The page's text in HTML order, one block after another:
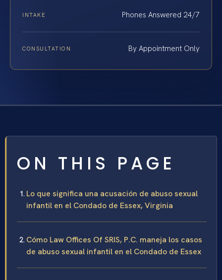
INTAKE Phones Answered 24/7
CONSULTATION By Appointment Only
ON THIS PAGE
Lo que significa una acusación de abuso sexual
infantil en el Condado de Essex, Virginia
Cómo Law Offices Of SRIS, P.C. maneja los casos
de abuso sexual infantil en el Condado de Essex